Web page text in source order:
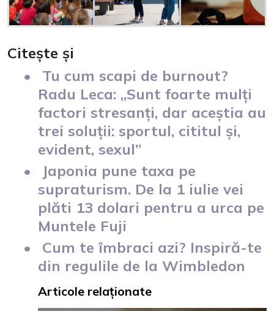
Citește și
Tu cum scapi de burnout?
Radu Leca: „Sunt foarte mulți
factori stresanți, dar aceștia au
trei soluții: sportul, cititul și,
evident, sexul”
Japonia pune taxa pe
supraturism. De la 1 iulie vei
plăti 13 dolari pentru a urca pe
Muntele Fuji
Cum te îmbraci azi? Inspiră-te
din regulile de la Wimbledon
Articole relaționate